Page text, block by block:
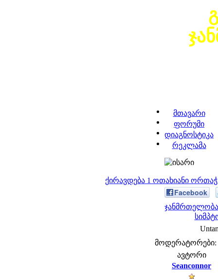
მთავარი
ფორუმი
დიაგნოსტიკა
რეკლამა
ქირავდება 1 ოთახიანი
Facebook
მოდერატორები:
ავტორი
Seanconnor